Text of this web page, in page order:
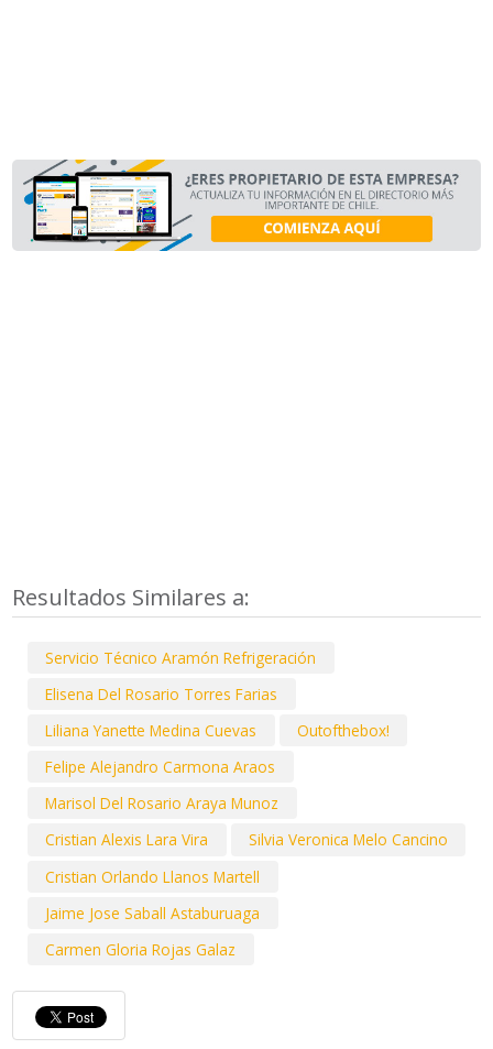
Resultados Similares a:
Servicio Técnico Aramón Refrigeración
Elisena Del Rosario Torres Farias
Liliana Yanette Medina Cuevas
Outofthebox!
Felipe Alejandro Carmona Araos
Marisol Del Rosario Araya Munoz
Cristian Alexis Lara Vira
Silvia Veronica Melo Cancino
Cristian Orlando Llanos Martell
Jaime Jose Saball Astaburuaga
Carmen Gloria Rojas Galaz